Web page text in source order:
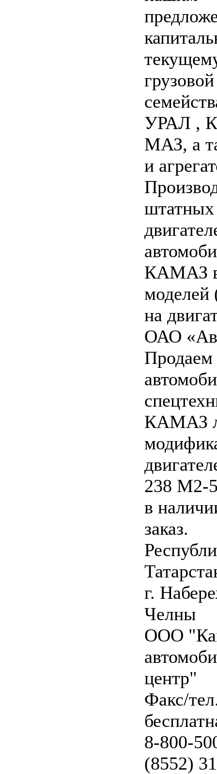
УРАЛ ,
МАЗ, а
и
штатных
КАМАЗ
моделей
на
ОАО
Продаем
КАМАЗ
238 М2-
в
заказ.
г.
Челны
ООО
центр"
Факс/
8-800-
(8552)